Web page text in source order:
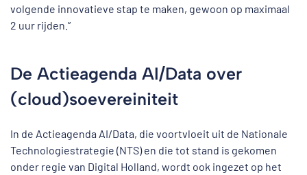
volgende innovatieve stap te maken, gewoon op maximaal
2 uur rijden.”
De Actieagenda AI/Data over
(cloud)soevereiniteit
In de Actieagenda AI/Data, die voortvloeit uit de Nationale
Technologiestrategie (NTS) en die tot stand is gekomen
onder regie van Digital Holland, wordt ook ingezet op het